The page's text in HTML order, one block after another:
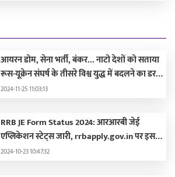
आयरन डोम, सेना भर्ती, बंकर... नाटो देशों को सताया
रूस-यूक्रेन संघर्ष के तीसरे विश्व युद्ध में बदलने का डर,
लड़ाई की तैयारी में जुटे
2024-11-25 11:03:13
RRB JE Form Status 2024: आरआरबी जेई
एप्लिकेशन स्टेट्स जारी, rrbapply.gov.in पर इस
दिन आएगा एडमिट कार्ड
2024-10-23 10:47:32